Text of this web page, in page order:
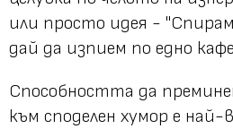
или просто идея -
дай да изпием по едно
Способността да
към споделен хумор е